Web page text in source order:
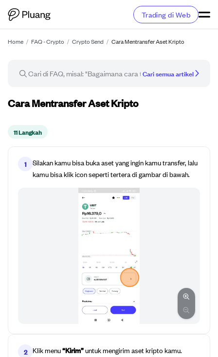
Trading di Web
Home / FAQ - Crypto / Crypto Send / Cara Mentransfer Aset Kripto
Cari semua artikel
Panduan cara
Cara Mentransfer Aset Kripto
11 Langkah
1
Silakan kamu bisa buka aset yang ingin kamu transfer, lalu
kamu bisa klik icon seperti tertera di gambar di bawah.
2 Klik menu“Kirim”untuk mengirim aset kripto kamu.